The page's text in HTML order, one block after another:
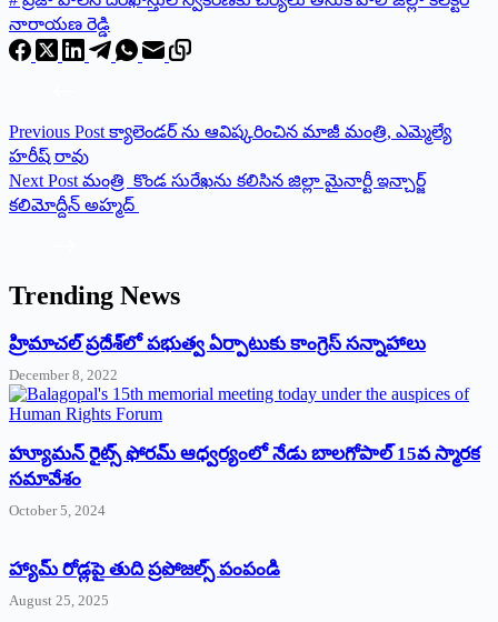
నారాయణ రెడ్డి
Previous Post క్యాలెండర్ ను ఆవిష్కరించిన మాజీ మంత్రి, ఎమ్మెల్యే
హరీష్ రావు
Next Post మంత్రి కొండ సురేఖను కలిసిన జిల్లా మైనార్టీ ఇన్చార్జ్
కలిమోద్దీన్ అహ్మద్
Trending News
‌హ్రిమాచల్‌ ‌ప్రదేశ్‌లో పభుత్వ ఏర్పాటుకు కాంగ్రెస్‌ ‌సన్నాహాలు
December 8, 2022
హ్యూమన్‌ రైట్స్‌ ఫోరమ్‌ ఆధ్వర్యంలో నేడు బాలగోపాల్‌ 15వ స్మారక
సమావేశం
October 5, 2024
హ్యామ్‌ రోడ్లపై తుది ప్రపోజల్స్‌ పంపండి
August 25, 2025